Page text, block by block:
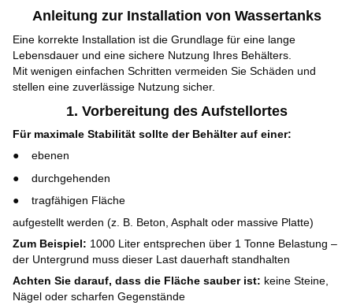
Anleitung zur Installation von Wassertanks
Eine korrekte Installation ist die Grundlage für eine lange
Lebensdauer und eine sichere Nutzung Ihres Behälters.
Mit wenigen einfachen Schritten vermeiden Sie Schäden und
stellen eine zuverlässige Nutzung sicher.
1. Vorbereitung des Aufstellortes
Für maximale Stabilität sollte der Behälter auf einer:
ebenen
durchgehenden
tragfähigen Fläche
aufgestellt werden (z. B. Beton, Asphalt oder massive Platte)
Zum Beispiel: 1000 Liter entsprechen über 1 Tonne Belastung –
der Untergrund muss dieser Last dauerhaft standhalten
Achten Sie darauf, dass die Fläche sauber ist: keine Steine,
Nägel oder scharfen Gegenstände